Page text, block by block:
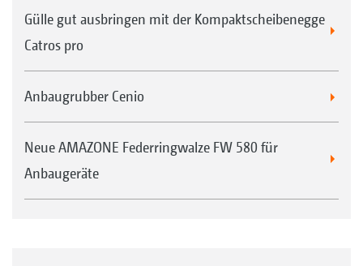
Gülle gut ausbringen mit der Kompaktscheibenegge
Catros pro
Anbaugrubber Cenio
Neue AMAZONE Federringwalze FW 580 für
Anbaugeräte